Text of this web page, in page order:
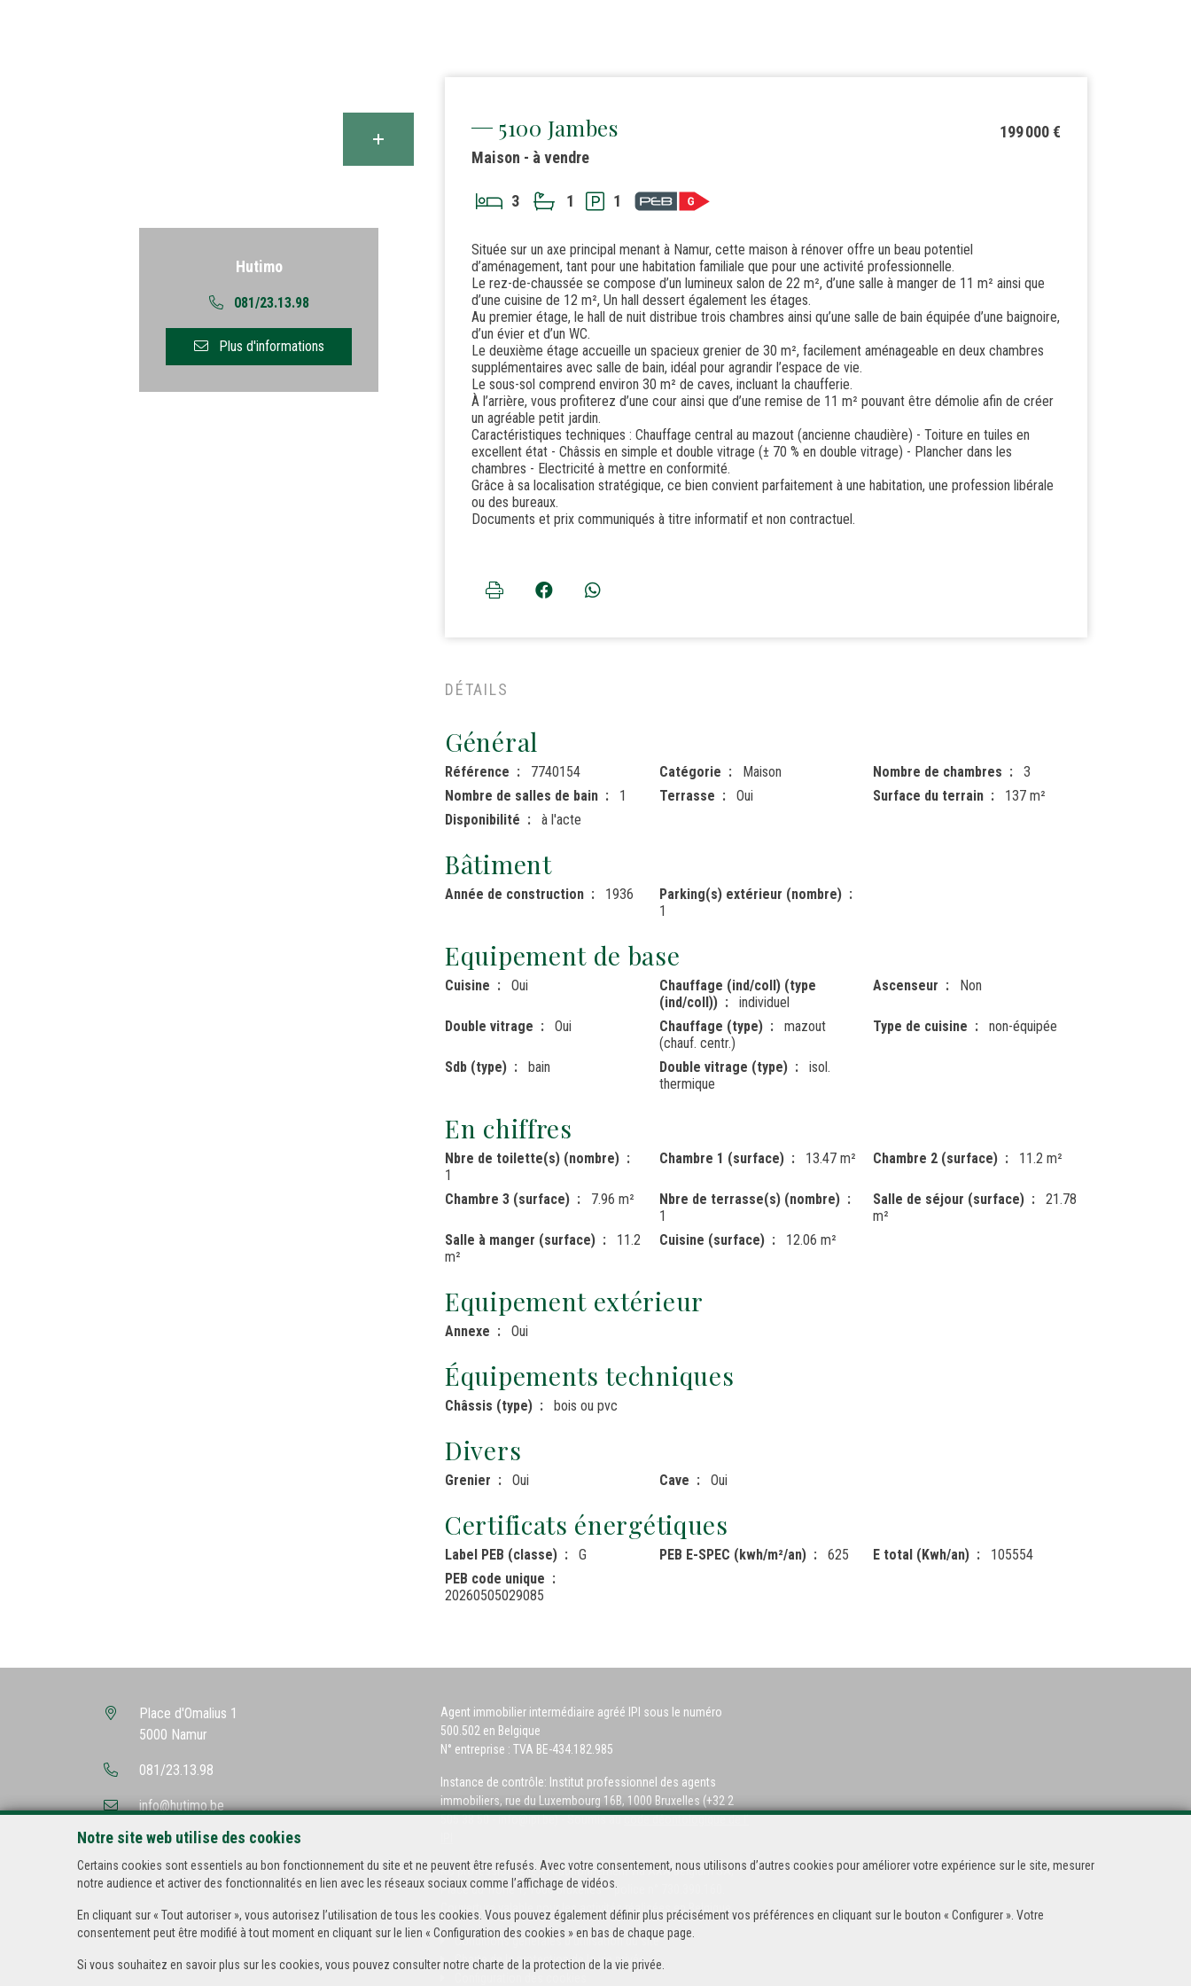
Hutimo
081/23.13.98
Plus d'informations
5100 Jambes
199 000 €
Maison - à vendre
3 1 1
Située sur un axe principal menant à Namur, cette maison à rénover offre un beau potentiel
d’aménagement, tant pour une habitation familiale que pour une activité professionnelle.
Le rez-de-chaussée se compose d’un lumineux salon de 22 m², d’une salle à manger de 11 m² ainsi que
d’une cuisine de 12 m², Un hall dessert également les étages.
Au premier étage, le hall de nuit distribue trois chambres ainsi qu’une salle de bain équipée d’une baignoire,
d’un évier et d’un WC.
Le deuxième étage accueille un spacieux grenier de 30 m², facilement aménageable en deux chambres
supplémentaires avec salle de bain, idéal pour agrandir l’espace de vie.
Le sous-sol comprend environ 30 m² de caves, incluant la chaufferie.
À l’arrière, vous profiterez d’une cour ainsi que d’une remise de 11 m² pouvant être démolie afin de créer
un agréable petit jardin.
Caractéristiques techniques : Chauffage central au mazout (ancienne chaudière) - Toiture en tuiles en
excellent état - Châssis en simple et double vitrage (± 70 % en double vitrage) - Plancher dans les
chambres - Electricité à mettre en conformité.
Grâce à sa localisation stratégique, ce bien convient parfaitement à une habitation, une profession libérale
ou des bureaux.
Documents et prix communiqués à titre informatif et non contractuel.
DÉTAILS
Général
Référence 7740154 Catégorie Maison Nombre de chambres
3
Nombre de salles de bain
1 Terrasse Oui Surface du terrain
137 m²
Disponibilité
à l'acte
Bâtiment
Année de construction 1936
Parking(s) extérieur (nombre)
1
Equipement de base
Cuisine Oui
Chauffage (ind/coll) (type
(ind/coll))
individuel
Ascenseur Non
Double vitrage Oui Chauffage (type)
mazout
(chauf. centr.)
Type de cuisine non-équipée
Sdb (type) bain Double vitrage (type)
isol.
thermique
En chiffres
Nbre de toilette(s) (nombre)
1
Chambre 1 (surface) 13.47 m² Chambre 2 (surface) 11.2 m²
Chambre 3 (surface) 7.96 m²
Nbre de terrasse(s) (nombre)
1
Salle de séjour (surface)
21.78
m²
Salle à manger (surface)
11.2
m²
Cuisine (surface) 12.06 m²
Equipement extérieur
Annexe Oui
Équipements techniques
Châssis (type) bois ou pvc
Divers
Grenier Oui Cave Oui
Certificats énergétiques
Label PEB (classe) G PEB E-SPEC (kwh/m²/an) 625 E total (Kwh/an)
105554
PEB code unique
20260505029085
Notre site web utilise des cookies
Certains cookies sont essentiels au bon fonctionnement du site et ne peuvent être refusés. Avec votre consentement, nous utilisons d’autres cookies pour améliorer votre expérience sur le site, mesurer
notre audience et activer des fonctionnalités en lien avec les réseaux sociaux comme l’affichage de vidéos.
En cliquant sur « Tout autoriser », vous autorisez l’utilisation de tous les cookies. Vous pouvez également définir plus précisément vos préférences en cliquant sur le bouton « Configurer ». Votre
consentement peut être modifié à tout moment en cliquant sur le lien « Configuration des cookies » en bas de chaque page.
Si vous souhaitez en savoir plus sur les cookies, vous pouvez consulter notre charte de la protection de la vie privée
Place d'Omalius 1
5000 Namur
081/23.13.98
info@hutimo.be
Agent immobilier intermédiaire agréé IPI sous le numéro
500.502 en Belgique
N° entreprise : TVA BE-434.182.985
Instance de contrôle: Institut professionnel des agents
immobiliers, rue du Luxembourg 16B, 1000 Bruxelles (+32 2
505 38 50 - info@ipi.be) - Soumis aucode déontologique de l’
RC professionnelle et cautionnement via AXA Belgium SA,
Place du Trône 1, 1000 Bruxelles – police n° 730.390.160.
Couverture valable pour les activités réalisées en Belgique
Conditions générales d'utilisation du site
Charte de la protection de la vie privée